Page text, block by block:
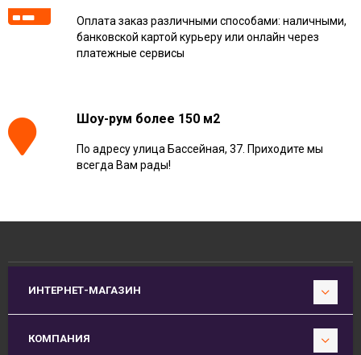
Оплата заказ различными способами: наличными,
банковской картой курьеру или онлайн через
платежные сервисы
Шоу-рум более 150 м2
По адресу улица Бассейная, 37. Приходите мы
всегда Вам рады!
ИНТЕРНЕТ-МАГАЗИН
КОМПАНИЯ